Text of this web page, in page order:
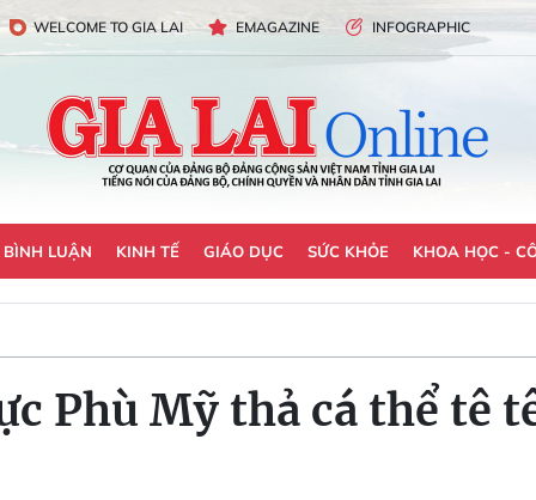
WELCOME TO GIA LAI EMAGAZINE INFOGRAPHIC
LUẬN KINH TẾ GIÁO DỤC SỨC KHỎE KHOA HỌC -
Phù Mỹ thả cá thể tê